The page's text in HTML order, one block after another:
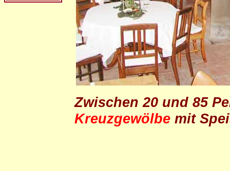
Zwischen 20 und 85
Kreuzgewölbe mit